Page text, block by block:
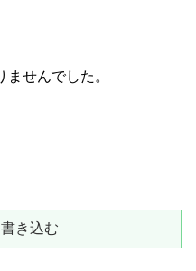
せんでした。
き込む